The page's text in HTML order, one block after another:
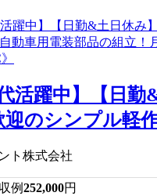
代活躍中】【日勤
迎のシンプル軽
ト株式会社
例252,000円